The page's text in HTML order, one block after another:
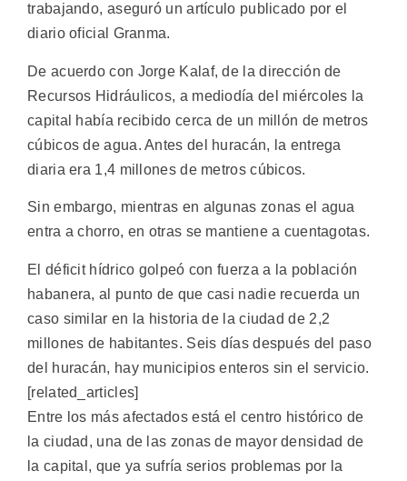
trabajando, aseguró un artículo publicado por el
diario oficial Granma.
De acuerdo con Jorge Kalaf, de la dirección de
Recursos Hidráulicos, a mediodía del miércoles la
capital había recibido cerca de un millón de metros
cúbicos de agua. Antes del huracán, la entrega
diaria era 1,4 millones de metros cúbicos.
Sin embargo, mientras en algunas zonas el agua
entra a chorro, en otras se mantiene a cuentagotas.
El déficit hídrico golpeó con fuerza a la población
habanera, al punto de que casi nadie recuerda un
caso similar en la historia de la ciudad de 2,2
millones de habitantes. Seis días después del paso
del huracán, hay municipios enteros sin el servicio.
[related_articles]
Entre los más afectados está el centro histórico de
la ciudad, una de las zonas de mayor densidad de
la capital, que ya sufría serios problemas por la